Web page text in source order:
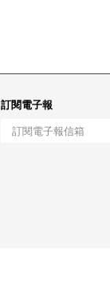
訂閱電子報